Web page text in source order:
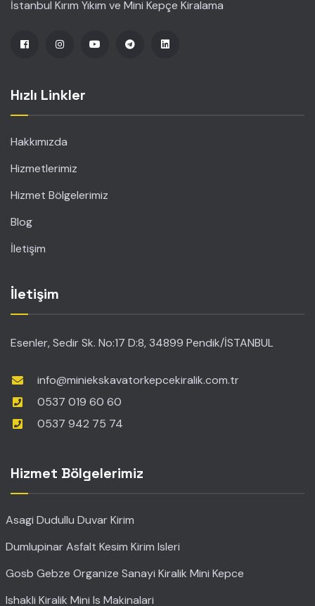
İstanbul Kırım Yıkım ve Mini Kepçe Kiralama
Hızlı Linkler
Hakkımızda
Hizmetlerimiz
Hizmet Bölgelerimiz
Blog
İletişim
İletişim
Esenler, Sedir Sk. No:17 D:8, 34899 Pendik/İSTANBUL
info@miniekskavatorkepcekiralik.com.tr
0537 019 60 60
0537 942 75 74
Hizmet Bölgelerimiz
Asagi Dudullu Duvar Kirim
Dumlupinar Asfalt Kesim Kirim Isleri
Gosb Gebze Organize Sanayi Kiralik Mini Kepce
Ishakli Kiralik Mini Is Makinalari